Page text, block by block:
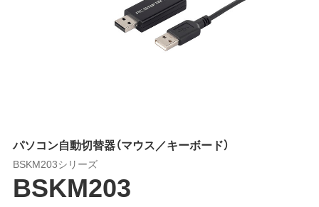
パソコン自動切替器（マウス／キーボード）
BSKM203シリーズ
BSKM203